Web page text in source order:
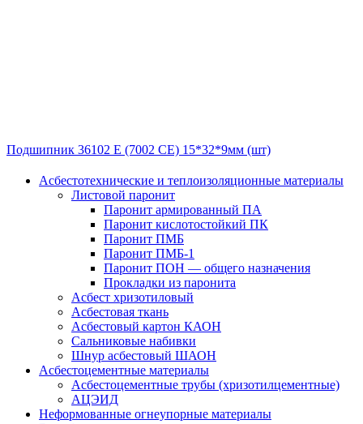
Подшипник 36102 Е (7002 CE) 15*32*9мм (шт)
Асбестотехнические и теплоизоляционные материалы
Листовой паронит
Паронит армированный ПА
Паронит кислотостойкий ПК
Паронит ПМБ
Паронит ПМБ-1
Паронит ПОН — общего назначения
Прокладки из паронита
Асбест хризотиловый
Асбестовая ткань
Асбестовый картон КАОН
Сальниковые набивки
Шнур асбестовый ШАОН
Асбестоцементные материалы
Асбестоцементные трубы (хризотилцементные)
АЦЭИД
Неформованные огнеупорные материалы